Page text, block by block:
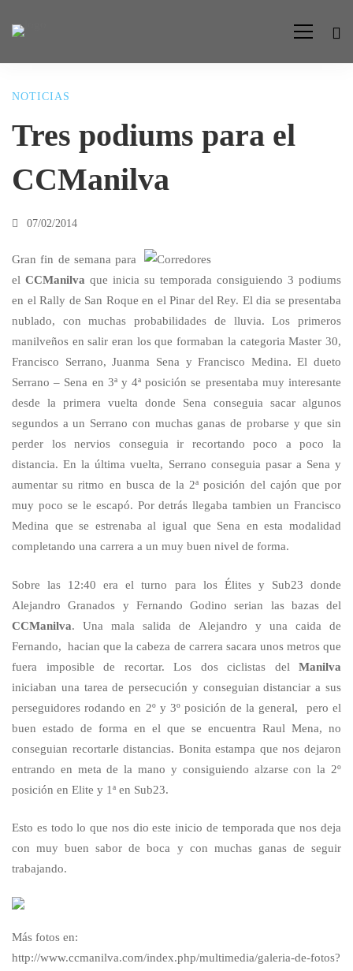
Tres
podiums
para
el
CCManilva
NOTICIAS
Tres podiums para el
CCManilva
07/02/2014
Gran fin de semana para
el CCManilva que inicia su temporada consiguiendo 3 podiums
en el Rally de San Roque en el Pinar del Rey. El dia se presentaba
nublado, con muchas probabilidades de lluvia. Los primeros
manilveños en salir eran los que formaban la categoria Master 30,
Francisco Serrano, Juanma Sena y Francisco Medina. El dueto
Serrano – Sena en 3ª y 4ª posición se presentaba muy interesante
desde la primera vuelta donde Sena conseguia sacar algunos
segundos a un Serrano con muchas ganas de probarse y que sin
perder los nervios conseguia ir recortando poco a poco la
distancia. En la última vuelta, Serrano conseguia pasar a Sena y
aumentar su ritmo en busca de la 2ª posición del cajón que por
muy poco se le escapó. Por detrás llegaba tambien un Francisco
Medina que se estrenaba al igual que Sena en esta modalidad
completando una carrera a un muy buen nivel de forma.
Sobre las 12:40 era el turno para los Élites y Sub23 donde
Alejandro Granados y Fernando Godino serian las bazas del
CCManilva. Una mala salida de Alejandro y una caida de
Fernando, hacian que la cabeza de carrera sacara unos metros que
fuera imposible de recortar. Los dos ciclistas del Manilva
iniciaban una tarea de persecución y conseguian distanciar a sus
perseguidores rodando en 2º y 3º posición de la general, pero el
buen estado de forma en el que se encuentra Raul Mena, no
conseguian recortarle distancias. Bonita estampa que nos dejaron
entrando en meta de la mano y consiguiendo alzarse con la 2º
posición en Elite y 1ª en Sub23.
Esto es todo lo que nos dio este inicio de temporada que nos deja
con muy buen sabor de boca y con muchas ganas de seguir
trabajando.
Más fotos en:
http://www.ccmanilva.com/index.php/multimedia/galeria-de-fotos?